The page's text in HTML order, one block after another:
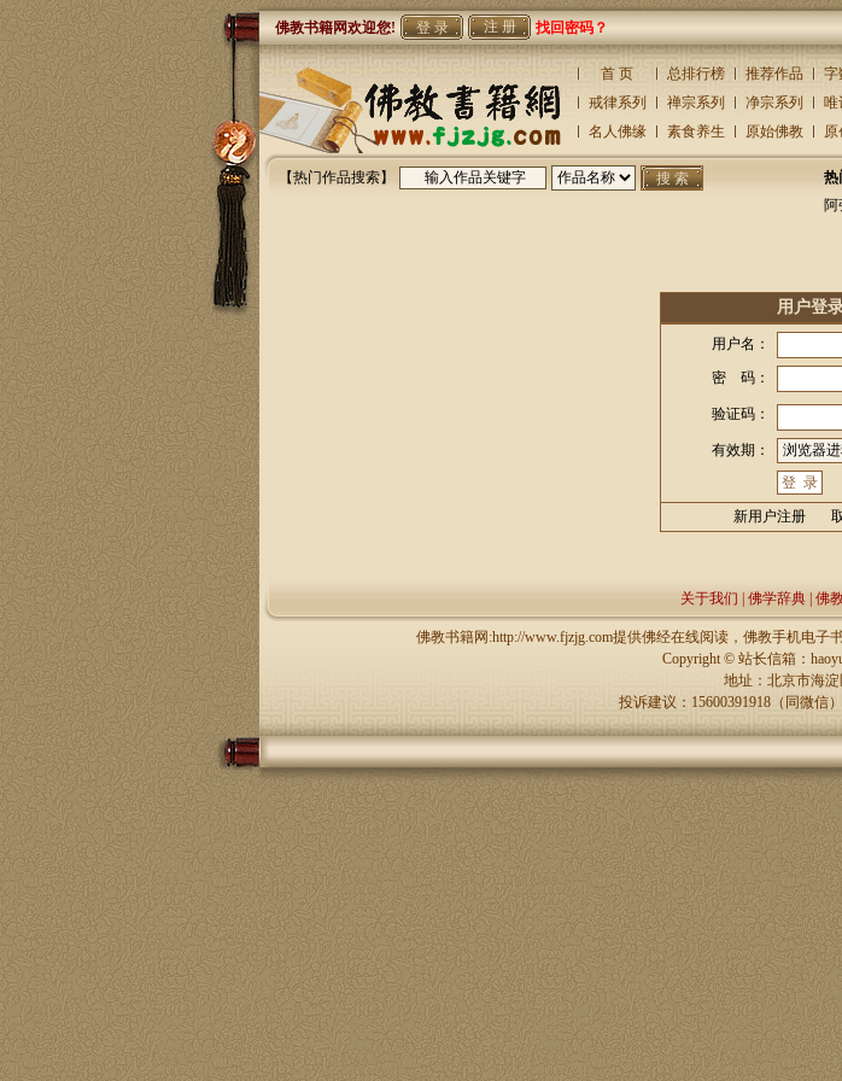
佛教书籍网欢迎您! 注 册 找回密码？
首 页 总排行榜 推荐作品 字
戒律系列
禅宗系列 净宗系列 唯
名人佛缘
素食养生 原始佛教 原
【热门作品搜索】 热
阿
用户登
用户名：
密 码：
验证码：
有效期：
新用户注册
关于我们 佛学辞典 佛
佛教书籍网:http://www.fjzjg.com提供佛经在线阅读，佛教手机电
Copyright © 站长信箱：
地址：北京市海
投诉建议：15600391918（同微信